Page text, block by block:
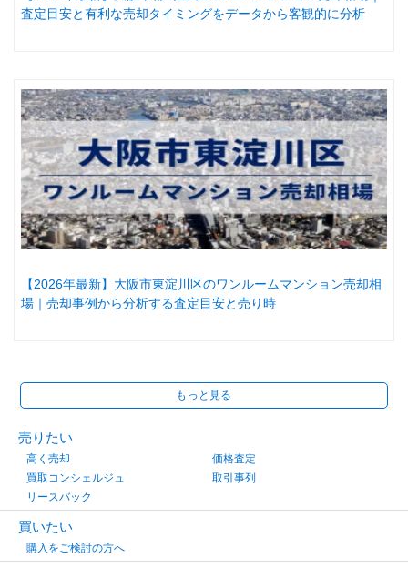
査定目安と有利な売却タイミングをデータから客観的に分析
【2026年最新】大阪市東淀川区のワンルームマンション売却相
場｜売却事例から分析する査定目安と売り時
もっと見る
売りたい
高く売却
価格査定
買取コンシェルジュ
取引事列
リースバック
買いたい
購入をご検討の方へ